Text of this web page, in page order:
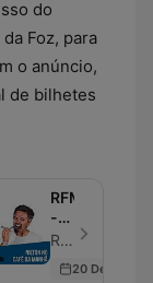
do
Foz, para
o anúncio,
de bilhetes
RFM
-
Nilton
Café
RFM - Épisode 50
20 Dec 2019